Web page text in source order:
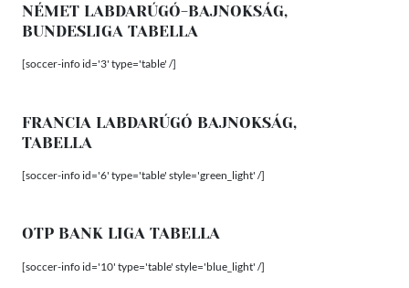
NÉMET LABDARÚGÓ-BAJNOKSÁG,
BUNDESLIGA TABELLA
[soccer-info id='3' type='table' /]
FRANCIA LABDARÚGÓ BAJNOKSÁG,
TABELLA
[soccer-info id='6' type='table' style='green_light' /]
OTP BANK LIGA TABELLA
[soccer-info id='10' type='table' style='blue_light' /]